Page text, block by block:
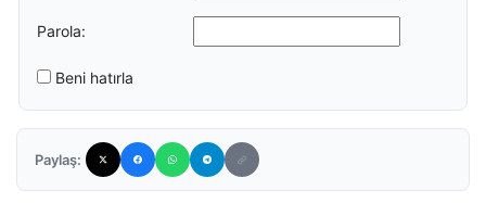
Parola:
Beni hatırla
Paylaş: